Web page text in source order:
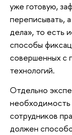
уже готовую,
переписывать,
дела», то есть
способы
совершенных с
технологий.
Отдельно
необходимость
сотрудников
должен